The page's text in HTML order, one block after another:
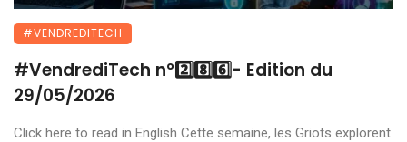
#VENDREDITECH
#VendrediTech n°2️⃣8️⃣6️⃣- Edition du
29/05/2026
Click here to read in English Cette semaine, les Griots explorent